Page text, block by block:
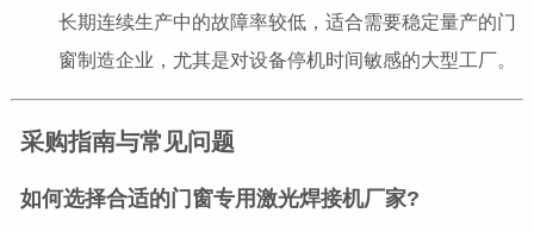
长期连续生产中的故障率较低，适合需要稳定量产的门
窗制造企业，尤其是对设备停机时间敏感的大型工厂。
采购指南与常见问题
如何选择合适的门窗专用激光焊接机厂家?